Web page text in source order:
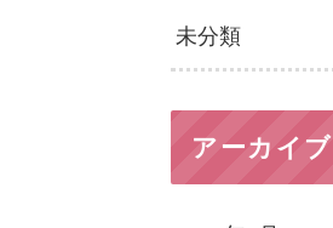
未分類
アーカイブ